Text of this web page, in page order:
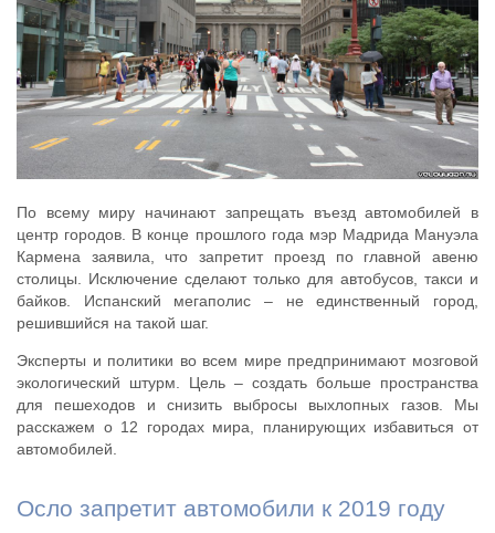
По всему миру начинают запрещать въезд автомобилей в
центр городов. В конце прошлого года мэр Мадрида Мануэла
Кармена заявила, что запретит проезд по главной авеню
столицы. Исключение сделают только для автобусов, такси и
байков. Испанский мегаполис – не единственный город,
решившийся на такой шаг.
Эксперты и политики во всем мире предпринимают мозговой
экологический штурм. Цель – создать больше пространства
для пешеходов и снизить выбросы выхлопных газов. Мы
расскажем о 12 городах мира, планирующих избавиться от
автомобилей.
Осло запретит автомобили к 2019 году